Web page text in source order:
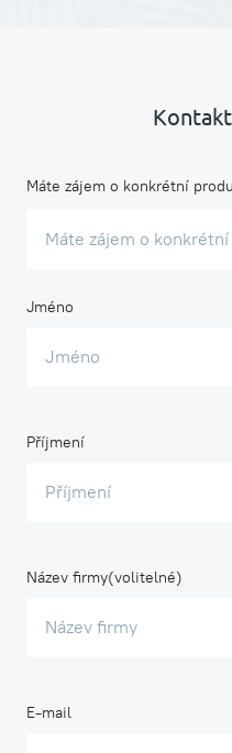
Máte zájem o konkrétní
Máte zájem o
Jméno
Příjmení
Název firmy
E-mail